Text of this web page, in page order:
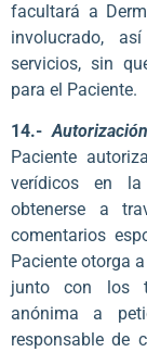
facultará a
involucrado,
servicios, sin
para el Paciente.
14.-
Paciente
verídicos en la
obtenerse a
comentarios
Paciente otorga
junto con los
anónima a
responsable de